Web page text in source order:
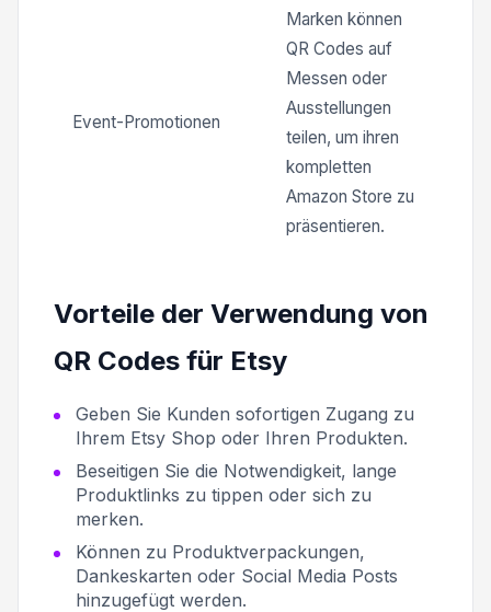
Event-Promotionen
Marken können
QR Codes auf
Messen oder
Ausstellungen
teilen, um ihren
kompletten
Amazon Store zu
präsentieren.
Vorteile der Verwendung von
QR Codes für Etsy
Geben Sie Kunden sofortigen Zugang zu
Ihrem Etsy Shop oder Ihren Produkten.
Beseitigen Sie die Notwendigkeit, lange
Produktlinks zu tippen oder sich zu
merken.
Können zu Produktverpackungen,
Dankeskarten oder Social Media Posts
hinzugefügt werden.